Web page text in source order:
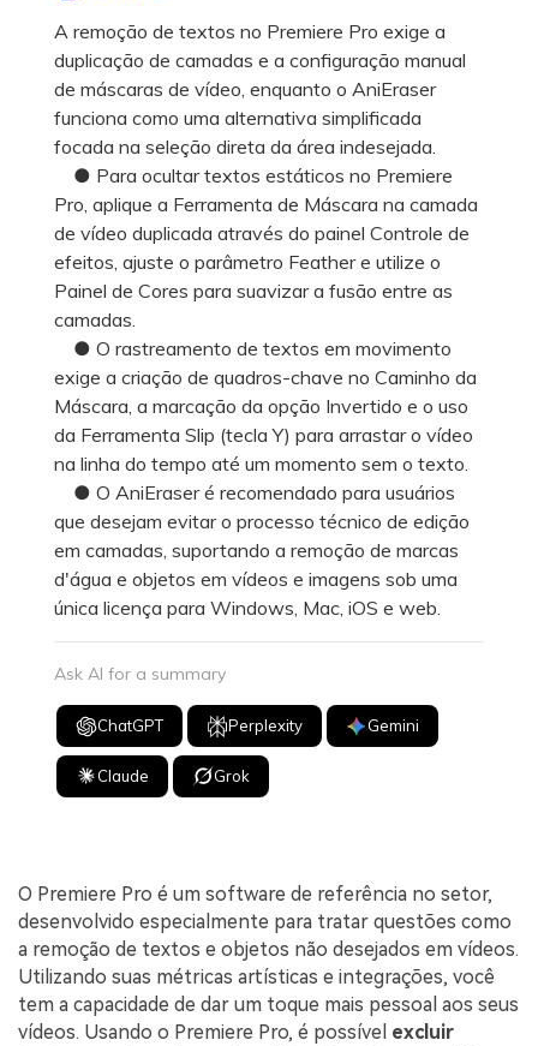
A remoção de textos no Premiere Pro exige a
duplicação de camadas e a configuração manual
de máscaras de vídeo, enquanto o AniEraser
funciona como uma alternativa simplificada
focada na seleção direta da área indesejada.
● Para ocultar textos estáticos no Premiere
Pro, aplique a Ferramenta de Máscara na camada
de vídeo duplicada através do painel Controle de
efeitos, ajuste o parâmetro Feather e utilize o
Painel de Cores para suavizar a fusão entre as
camadas.
● O rastreamento de textos em movimento
exige a criação de quadros-chave no Caminho da
Máscara, a marcação da opção Invertido e o uso
da Ferramenta Slip (tecla Y) para arrastar o vídeo
na linha do tempo até um momento sem o texto.
● O AniEraser é recomendado para usuários
que desejam evitar o processo técnico de edição
em camadas, suportando a remoção de marcas
d'água e objetos em vídeos e imagens sob uma
única licença para Windows, Mac, iOS e web.
Ask AI for a summary
ChatGPT Perplexity Gemini
Claude Grok
O Premiere Pro é um software de referência no setor,
desenvolvido especialmente para tratar questões como
a remoção de textos e objetos não desejados em vídeos.
Utilizando suas métricas artísticas e integrações, você
tem a capacidade de dar um toque mais pessoal aos seus
vídeos. Usando o Premiere Pro, é possível excluir